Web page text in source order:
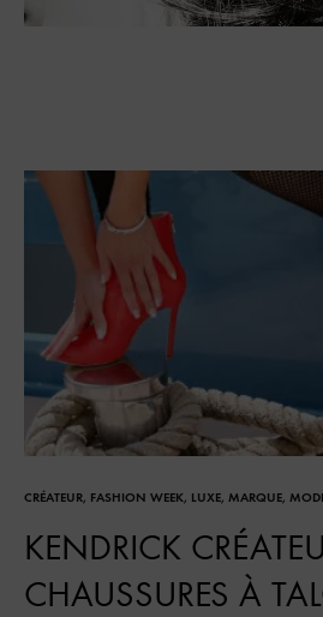
CRÉATEUR, FASHION WEEK, LUXE, MARQUE,
KENDRICK
CHAUSSURES À